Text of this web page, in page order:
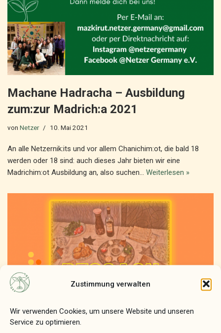
Zustimmung verwalten
Wir verwenden Cookies, um unsere Website und unseren
Service zu optimieren.
Machane Hadracha – Ausbildung
zum:zur Madrich:a 2021
von Netzer 10. Mai 2021
An alle Netzernik:its und vor allem Chanichim:ot, die bald 18
werden oder 18 sind: auch dieses Jahr bieten wir eine
Madrichim:ot Ausbildung an, also suchen… Weiterlesen »